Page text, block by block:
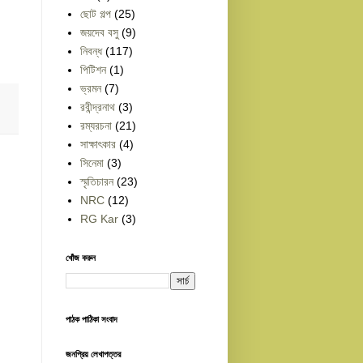
ছোট গল্প (25)
জয়দেব বসু (9)
নিবন্ধ (117)
পিটিশন (1)
ভ্রমন (7)
রবীন্দ্রনাথ (3)
রম্যরচনা (21)
সাক্ষাৎকার (4)
সিনেমা (3)
স্মৃতিচারন (23)
NRC (12)
RG Kar (3)
খোঁজ করুন
পাঠক পাঠিকা সংবাদ
জনপ্রিয় লেখাপত্তর